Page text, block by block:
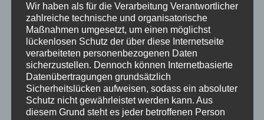
Wir haben als für die Verarbeitung Verantwortlicher
zahlreiche technische und organisatorische
Maßnahmen umgesetzt, um einen möglichst
lückenlosen Schutz der über diese Internetseite
verarbeiteten personenbezogenen Daten
sicherzustellen. Dennoch können Internetbasierte
Datenübertragungen grundsätzlich
Sicherheitslücken aufweisen, sodass ein absoluter
Schutz nicht gewährleistet werden kann. Aus
diesem Grund steht es jeder betroffenen Person